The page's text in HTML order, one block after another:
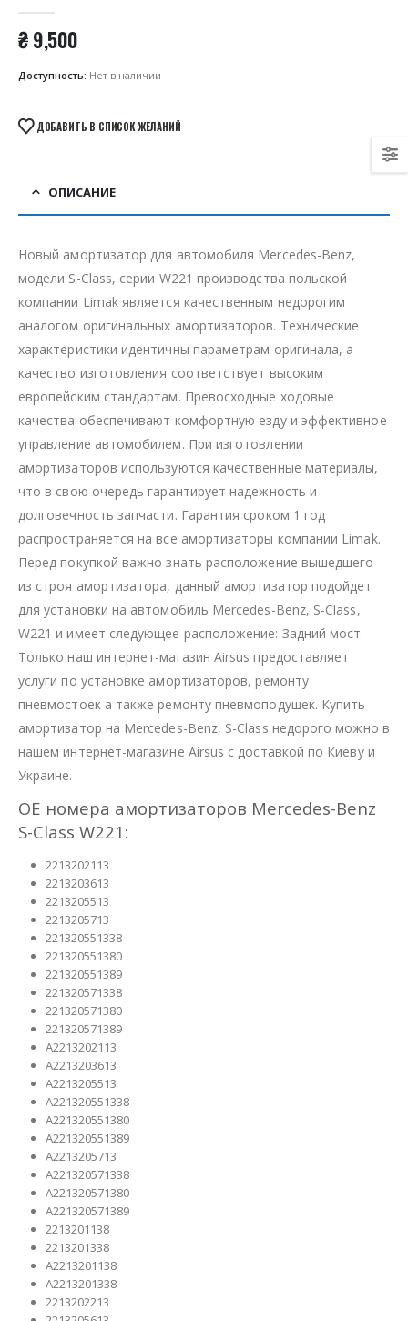
₴9,500
Доступность: Нет в наличии
ДОБАВИТЬ В СПИСОК ЖЕЛАНИЙ
ОПИСАНИЕ
Новый амортизатор для автомобиля Mercedes-Benz,
модели S-Class, серии W221 производства польской
компании Limak является качественным недорогим
аналогом оригинальных амортизаторов. Технические
характеристики идентичны параметрам оригинала, а
качество изготовления соответствует высоким
европейским стандартам. Превосходные ходовые
качества обеспечивают комфортную езду и эффективное
управление автомобилем. При изготовлении
амортизаторов используются качественные материалы,
что в свою очередь гарантирует надежность и
долговечность запчасти. Гарантия сроком 1 год
распространяется на все амортизаторы компании Limak.
Перед покупкой важно знать расположение вышедшего
из строя амортизатора, данный амортизатор подойдет
для установки на автомобиль Mercedes-Benz, S-Class,
W221 и имеет следующее расположение: Задний мост.
Только наш интернет-магазин Airsus предоставляет
услуги по установке амортизаторов, ремонту
пневмостоек а также ремонту пневмоподушек. Купить
амортизатор на Mercedes-Benz, S-Class недорого можно в
нашем интернет-магазине Airsus с доставкой по Киеву и
Украине.
OE номера амортизаторов Mercedes-Benz
S-Class W221:
2213202113
2213203613
2213205513
2213205713
221320551338
221320551380
221320551389
221320571338
221320571380
221320571389
A2213202113
A2213203613
A2213205513
A221320551338
A221320551380
A221320551389
A2213205713
A221320571338
A221320571380
A221320571389
2213201138
2213201338
A2213201138
A2213201338
2213202213